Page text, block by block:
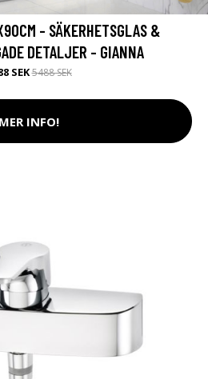
- SÄKERHETSGLAS &
DETALJER - GIANNA
SEK5488 SEK
MER INFO!